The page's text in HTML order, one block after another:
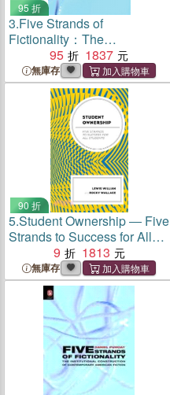
95 折
3.Five Strands of
Fictionality：The
Institutional Construction of
Contemporary American
Fiction
95 1837
無庫存
90 折
5.Student Ownership ― Five
Strands to Success for All
Students9 1813
無庫存